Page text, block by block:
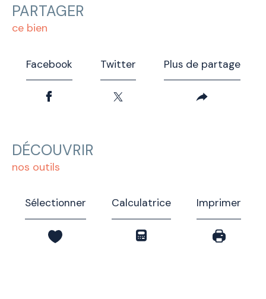
PARTAGER
ce bien
Facebook Twitter Plus de partage
DÉCOUVRIR
nos outils
Sélectionner Calculatrice Imprimer